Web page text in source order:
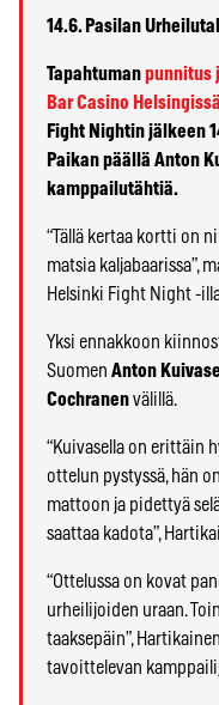
14.6. Pasilan
Tapahtumanpunnitus
Bar Casino Helsingissä
Fight Nightin jälkeen
Paikan päällä Anton
kamppailutähtiä.
“Tällä kertaa kortti on
matsia kaljabaarissa”,
Helsinki Fight Night -
Yksi ennakkoon
Suomen Anton
Cochranenvälillä.
“Kuivasella on erittäin
ottelun pystyssä, hän
mattoon ja pidettyä
saattaa kadota”,
“Ottelussa on kovat
urheilijoiden uraan.
taaksepäin”,
tavoittelevan